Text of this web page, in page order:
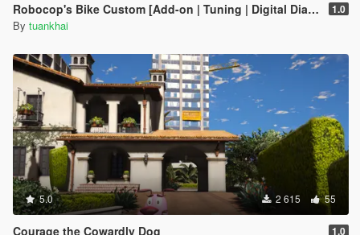
Robocop's Bike Custom [Add-on | Tuning | Digital Dials]1.0 1.0
By tuankhai
5.0 2 615 55
Courage the Cowardly Dog 1.0